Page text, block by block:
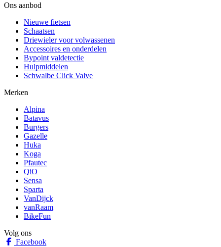
Ons aanbod
Nieuwe fietsen
Schaatsen
Driewieler voor volwassenen
Accessoires en onderdelen
Bypoint valdetectie
Hulpmiddelen
Schwalbe Click Valve
Merken
Alpina
Batavus
Burgers
Gazelle
Huka
Koga
Pfautec
QiO
Sensa
Sparta
VanDijck
vanRaam
BikeFun
Volg ons
Facebook